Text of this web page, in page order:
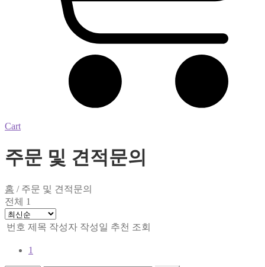
Cart
주문 및 견적문의
홈 / 주문 및 견적문의
전체 1
번호 제목 작성자 작성일 추천 조회
1